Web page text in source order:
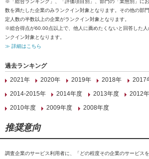
※「総合ランキング」、「評価項目別」、部門の「業態別」に
数を満たした企業のみランクイン対象となります。その他の部
定人数の半数以上の企業がランクイン対象となります。
※総合得点が60.00点以上で、他人に薦めたくないと回答した
ンクイン対象となります。
≫ 詳細はこちら
過去ランキング
2021年
2020年 2019年 2018年 2017
2014-2015年
2014年度 2013年度 2012
2010年度
2009年度 2008年度
推奨意向
調査企業のサービス利用者に、「どの程度その企業のサービス